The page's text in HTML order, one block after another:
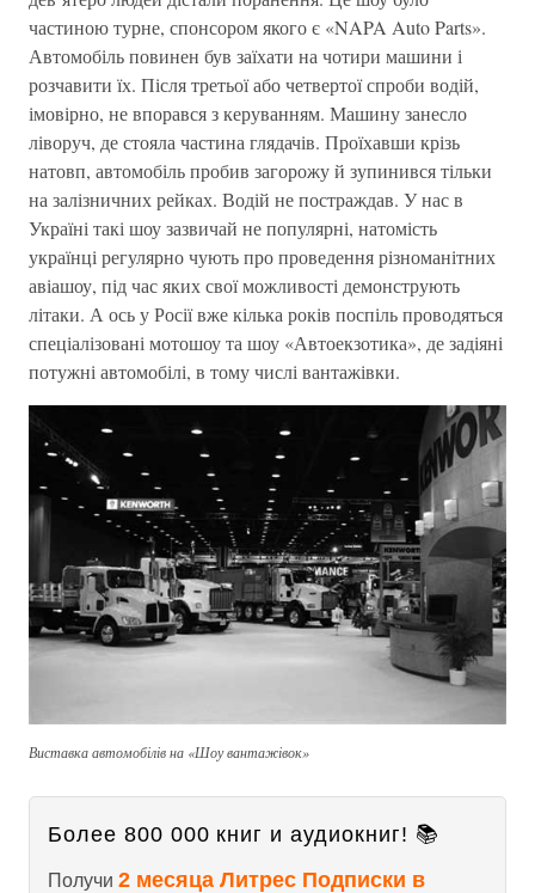
частиною турне, спонсором якого є «NAPA Auto Parts».
Автомобіль повинен був заїхати на чотири машини і
розчавити їх. Після третьої або четвертої спроби водій,
імовірно, не впорався з керуванням. Машину занесло
ліворуч, де стояла частина глядачів. Проїхавши крізь
натовп, автомобіль пробив загорожу й зупинився тільки
на залізничних рейках. Водій не постраждав. У нас в
Україні такі шоу зазвичай не популярні, натомість
українці регулярно чують про проведення різноманітних
авіашоу, під час яких свої можливості демонструють
літаки. А ось у Росії вже кілька років поспіль проводяться
спеціалізовані мотошоу та шоу «Автоекзотика», де задіяні
потужні автомобілі, в тому числі вантажівки.
Виставка автомобілів на «Шоу вантажівок»
Более 800 000 книг и аудиокниг! 📚
Получи 2 месяца Литрес Подписки в